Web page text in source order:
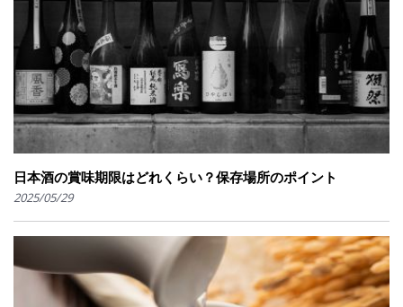
日本酒の賞味期限はどれくらい？保存場所のポイント
2025/05/29